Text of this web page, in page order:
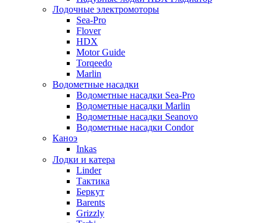
Лодочные электромоторы
Sea-Pro
Flover
HDX
Motor Guide
Torqeedo
Marlin
Водометные насадки
Водометные насадки Sea-Pro
Водометные насадки Marlin
Водометные насадки Seanovo
Водометные насадки Condor
Каноэ
Inkas
Лодки и катера
Linder
Тактика
Беркут
Barents
Grizzly